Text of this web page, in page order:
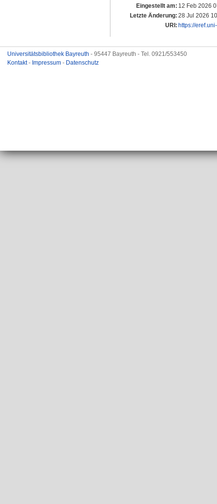
Eingestellt am: 12 Feb 2026
Letzte Änderung: 28 Jul 2026
URI: https://
Universitätsbibliothek Bayreuth - 95447 Bayreuth - Tel. 0921/553450
Kontakt- Impressum - Datenschutz